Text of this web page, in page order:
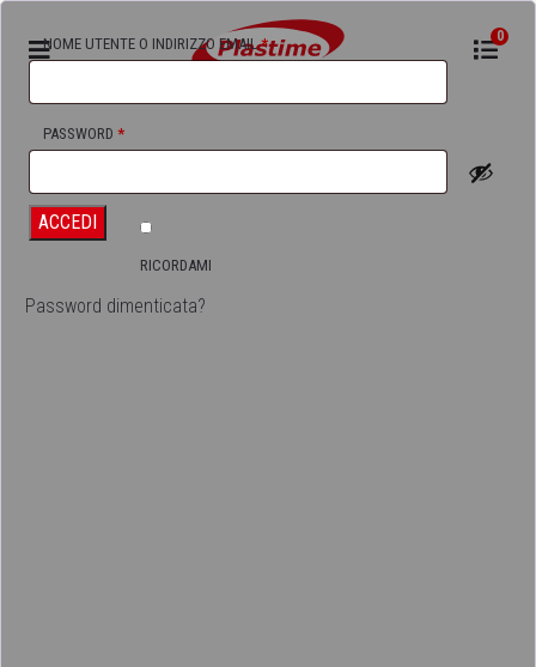
0
Accedi
NOME UTENTE O INDIRIZZO EMAIL*RICHIESTO
PASSWORD *RICHIESTO
RICORDAMI
ACCEDI
Password dimenticata?